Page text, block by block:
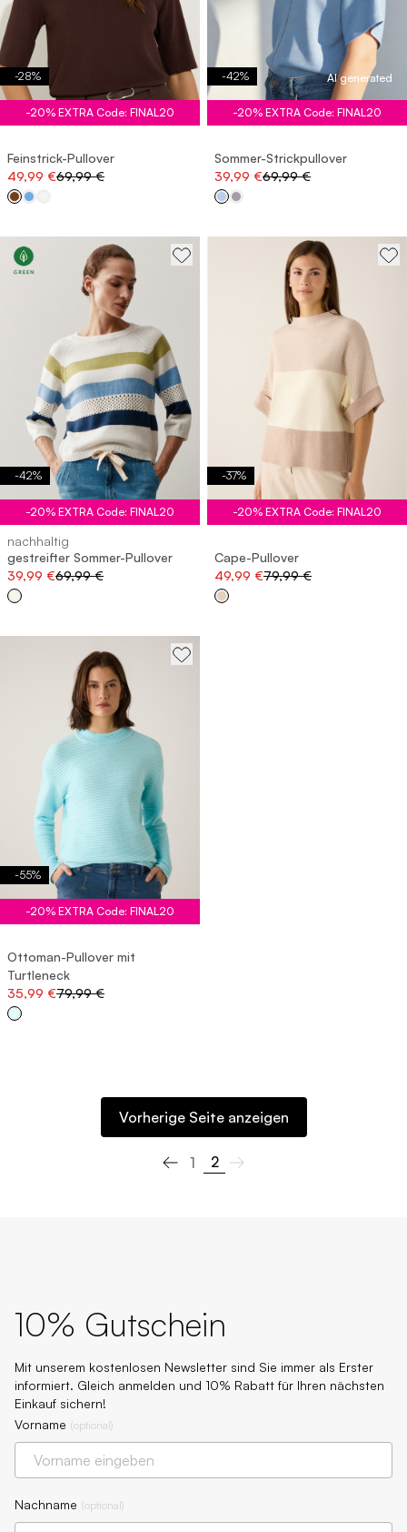
-28%
-20% EXTRA Code: FINAL20
Feinstrick-Pullover
49,99 €69,99 €
-42% AI generated
-20% EXTRA Code: FINAL20
Sommer-Strickpullover
39,99 €69,99 €
-42%
-20% EXTRA Code: FINAL20
nachhaltig
gestreifter Sommer-Pullover
39,99 €69,99 €
-37%
-20% EXTRA Code: FINAL20
Cape-Pullover
49,99 €79,99 €
-55%
-20% EXTRA Code: FINAL20
Ottoman-Pullover mit
Turtleneck
35,99 €79,99 €
Vorherige Seite anzeigen
Previous page
1 2
Next page (disabled)
10% Gutschein
Mit unserem kostenlosen Newsletter sind Sie immer als Erster
informiert. Gleich anmelden und 10% Rabatt für Ihren nächsten
Einkauf sichern!
Vorname (optional)
Nachname (optional)